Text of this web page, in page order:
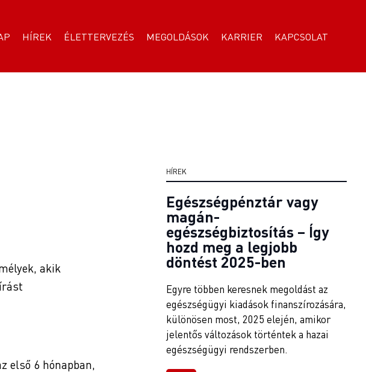
HÍREK ÉLETTERVEZÉS MEGOLDÁSOK KARRIER KAPCSOLAT
akik
első 6 hónapban,
HÍREK
Egészségpénztár vagy
magán-
egészségbiztosítás – Így
hozd meg a legjobb
döntést 2025-ben
Egyre többen keresnek megoldást az
egészségügyi kiadások finanszírozására,
különösen most, 2025 elején, amikor
jelentős változások történtek a hazai
egészségügyi rendszerben.